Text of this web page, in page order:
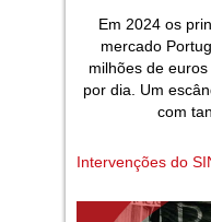
Em 2024 os
mercado
milhões de
por dia. Um
com
Intervenções do